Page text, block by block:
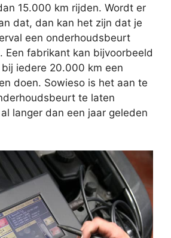
15.000 km rijden. Wordt er
dat, dan kan het zijn dat je
een onderhoudsbeurt
Een fabrikant kan bijvoorbeeld
iedere 20.000 km een
doen. Sowieso is het aan te
te laten
langer dan een jaar geleden